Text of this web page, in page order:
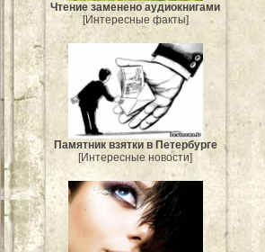
Чтение заменено аудиокнигами
[Интересные факты]
Памятник взятки в Петербурге
[Интересные новости]